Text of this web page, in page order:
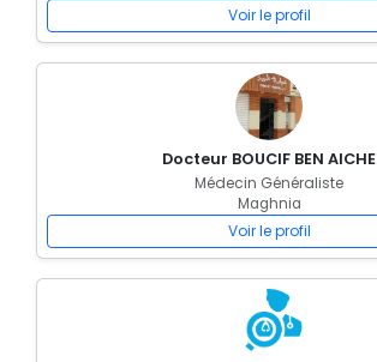
Voir le profil
Docteur BOUCIF BEN AICHE
Médecin Généraliste
Maghnia
Voir le profil